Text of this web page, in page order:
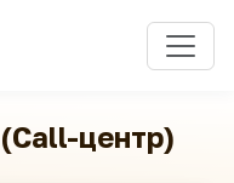
центр)